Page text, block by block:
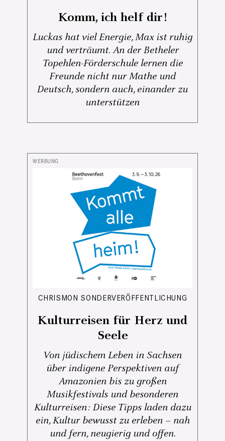
Komm, ich helf dir!
Luckas hat viel Energie, Max ist ruhig
und verträumt. An der Betheler
Topehlen-Förderschule lernen die
Freunde nicht nur Mathe und
Deutsch, sondern auch, einander zu
unterstützen
CHRISMON SONDERVERÖFFENTLICHUNG
Kulturreisen für Herz und
Seele
Von jüdischem Leben in Sachsen
über indigene Perspektiven auf
Amazonien bis zu großen
Musikfestivals und besonderen
Kulturreisen: Diese Tipps laden dazu
ein, Kultur bewusst zu erleben – nah
und fern, neugierig und offen.